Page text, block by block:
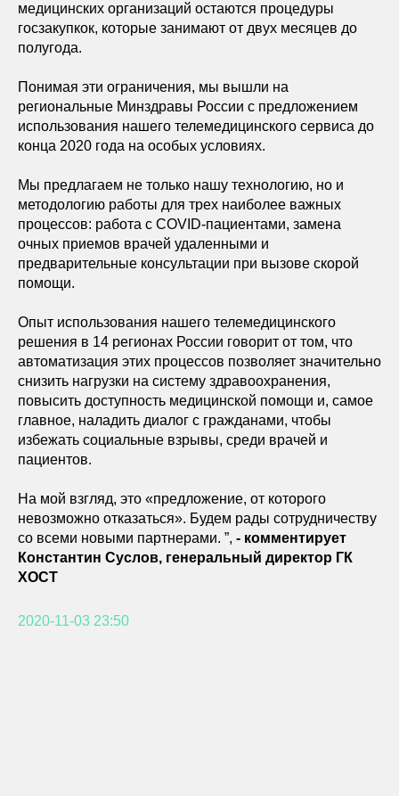
медицинских организаций остаются процедуры
госзакупкок, которые занимают от двух месяцев до
полугода.
Понимая эти ограничения, мы вышли на
региональные Минздравы России с предложением
использования нашего телемедицинского сервиса до
конца 2020 года на особых условиях.
Мы предлагаем не только нашу технологию, но и
методологию работы для трех наиболее важных
процессов: работа с COVID-пациентами, замена
очных приемов врачей удаленными и
предварительные консультации при вызове скорой
помощи.
Опыт использования нашего телемедицинского
решения в 14 регионах России говорит от том, что
автоматизация этих процессов позволяет значительно
снизить нагрузки на систему здравоохранения,
повысить доступность медицинской помощи и, самое
главное, наладить диалог с гражданами, чтобы
избежать социальные взрывы, среди врачей и
пациентов.
На мой взгляд, это «предложение, от которого
невозможно отказаться». Будем рады сотрудничеству
со всеми новыми партнерами. ”, - комментирует
Константин Суслов, генеральный директор ГК
ХОСТ
2020-11-03 23:50